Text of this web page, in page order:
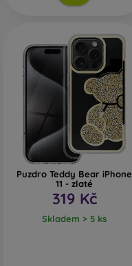
Puzdro Teddy Bear iPhone
11 - zlaté
319 Kč
Skladem > 5 ks